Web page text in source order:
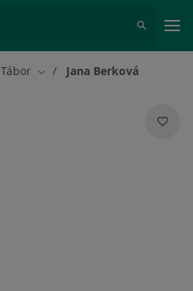
Tábor Změna města
Jana Berková